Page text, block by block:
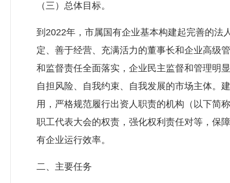
（三）总体目标。
到2022年，市属国有企业基本构建起完善的法
定、善于经营、充满活力的董事长和企业高级
和监督责任全面落实，企业民主监督和管理明
自担风险、自我约束、自我发展的市场主体。
用，严格规范履行出资人职责的机构（以下简
职工代表大会的权责，强化权利责任对等，保
有企业运行效率。
二、主要任务